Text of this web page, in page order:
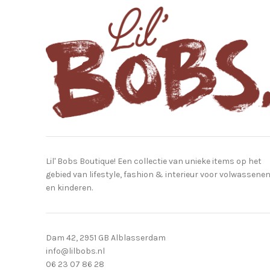
Lil' Bobs Boutique! Een collectie van unieke items op het
gebied van lifestyle, fashion & interieur voor volwassenen
en kinderen.
Dam 42, 2951 GB Alblasserdam
info@lilbobs.nl
06 23 07 86 28